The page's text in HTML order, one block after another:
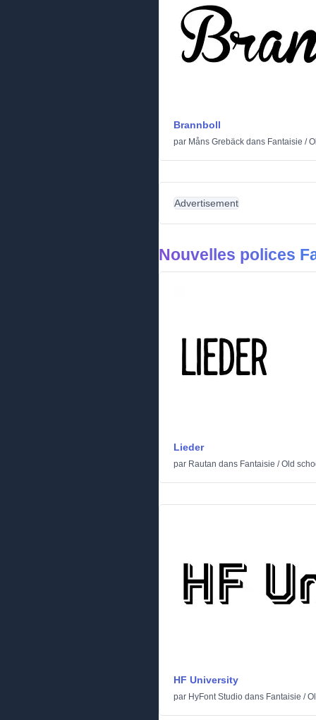
Brannboll
par Måns Grebäck dans Fantaisie /
Advertisement
Nouvelles polices
Lieder
par Rautan dans Fantaisie /Old
HF University
par HyFont Studio dans Fantaisie /